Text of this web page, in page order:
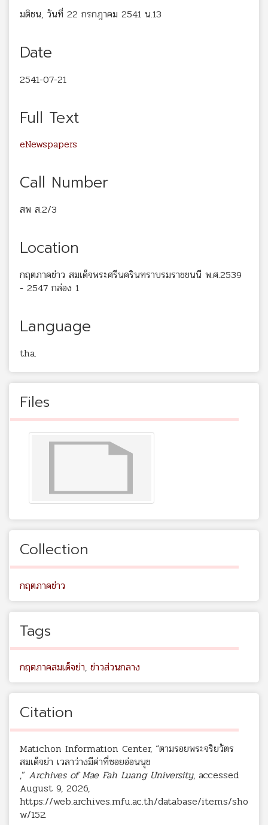
มติชน, วันที่ 22 กรกฎาคม 2541 น.13
Date
2541-07-21
Full Text
eNewspapers
Call Number
สพ ส.2/3
Location
กฤตภาคข่าว สมเด็จพระศรีนครินทราบรมราชชนนี พ.ศ.2539
- 2547 กล่อง 1
Language
tha.
Files
Collection
กฤตภาคข่าว
Tags
กฤตภาคสมเด็จย่า, ข่าวส่วนกลาง
Citation
Matichon Information Center, “ตามรอยพระจริยวัตร
สมเด็จย่า เวลาว่างมีค่าที่ซอยอ่อนนุช
,” Archives of Mae Fah Luang University, accessed
August 9, 2026,
https://web.archives.mfu.ac.th/database/items/sho
w/152.